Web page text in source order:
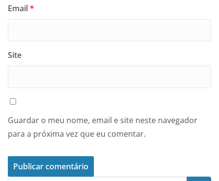
Email*
Site
Guardar o meu nome, email e site neste navegador
para a próxima vez que eu comentar.